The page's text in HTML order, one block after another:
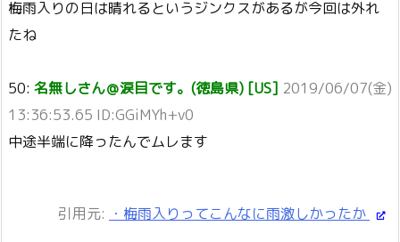
梅雨入りの日は晴れるというジンクスがあるが今回は外れ
たね
50: 名無しさん＠涙目です。(徳島県) [US] 2019/06/07(金)
13:36:53.65 ID:GGiMYh+v0
中途半端に降ったんでムレます
引用元: ・梅雨入りってこんなに雨激しかったか